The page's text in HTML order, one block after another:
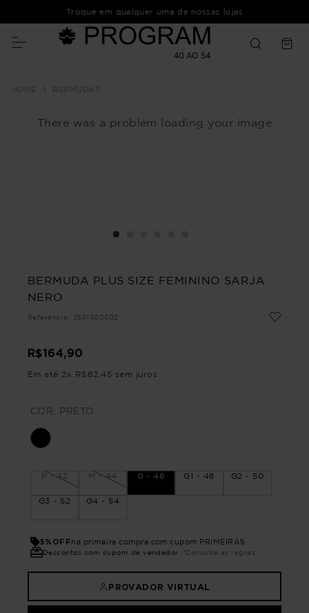
Troque em qualquer uma de nossas lojas
BERMUDAS
There was a problem loading your image
BERMUDA PLUS SIZE FEMININO SARJA
NERO
Referência : 2561300502
R$164,90
Em até 2 x R$ 82 45 sem juros
COR: PRETO
P - 42 M - 44 G - 46 G1 - 48 G2 - 50
G3 - 52 G4 - 54
5%OFFna primeira compra com cupom PRIMEIRA5
Descontos com cupom de vendedor *Consulte as regras
PROVADOR VIRTUAL